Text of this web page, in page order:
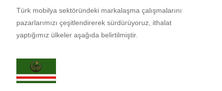
Türk mobilya sektöründeki markalaşma çalışmalarını
pazarlarımızı çeşitlendirerek sürdürüyoruz, ithalat
yaptığımız ülkeler aşağıda belirtilmiştir.